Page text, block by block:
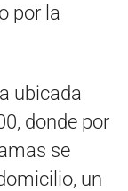
por la
ubicada
donde por
se
un